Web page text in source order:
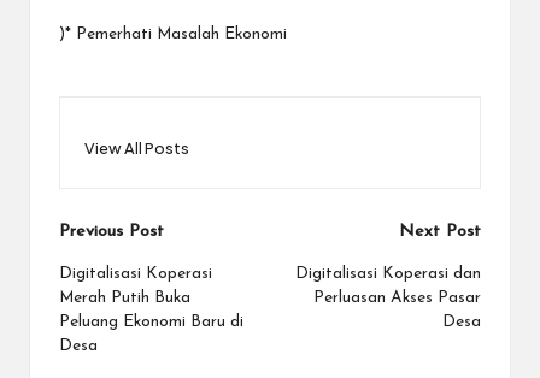
)* Pemerhati Masalah Ekonomi
View All Posts
Post
navigation
Previous Post
Digitalisasi Koperasi
Merah Putih Buka
Peluang Ekonomi Baru di
Desa
Next Post
Digitalisasi Koperasi dan
Perluasan Akses Pasar
Desa